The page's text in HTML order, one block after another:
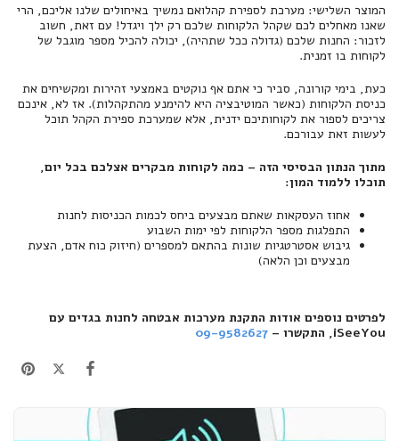
המוצר השלישי: מערכת לספירת קהלואם נמשיך באיחולים שלנו אליכם, הרי
שאנו מאחלים לכם שקהל הלקוחות שלכם רק ילך ויגדל! עם זאת, חשוב
לזכור: החנות שלכם (גדולה ככל שתהיה), יכולה להכיל מספר מוגבל של
לקוחות בו זמנית.
כעת, בימי קורונה, סביר כי אתם אף נוקטים באמצעי זהירות ומקשיחים את
כניסת הלקוחות (כאשר המוטיבציה היא להימנע מהתקהלות). אז לא, אינכם
צריכים לספור את לקוחותיכם ידנית, אלא שמערכת ספירת הקהל תוכל
לעשות זאת עבורכם.
מתוך הנתון הבסיסי הזה – כמה לקוחות מבקרים אצלכם בכל יום,
תוכלו ללמוד המון:
אחוז העסקאות שאתם מבצעים ביחס לכמות הכניסות לחנות
התפלגות מספר הלקוחות לפי ימות השבוע
גיבוש אסטרטגיות שונות בהתאם למספרים (חיזוק כוח אדם, הצעת
מבצעים וכן הלאה)
לפרטים נוספים אודות התקנת מערכות אבטחה לחנות בגדים עם
iSeeYou, התקשרו –
09-9582627